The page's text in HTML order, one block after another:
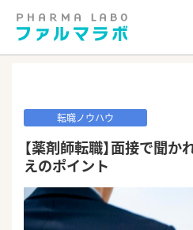
転職ノウハウ
【薬剤師転職】面接で聞
えのポイント